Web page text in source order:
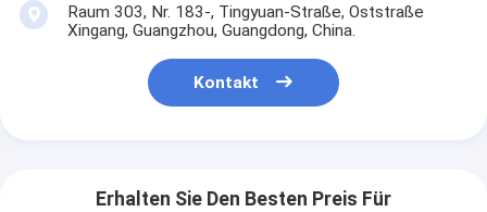
Raum 303, Nr. 183-, Tingyuan-Straße, Oststraße
Xingang, Guangzhou, Guangdong, China.
Kontakt
Erhalten Sie Den Besten Preis Für